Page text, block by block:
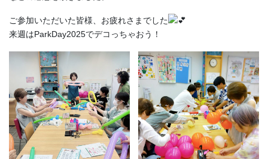
ご参加いただいた皆様、お疲れさまでした
来週はParkDay2025でデコっちゃおう！